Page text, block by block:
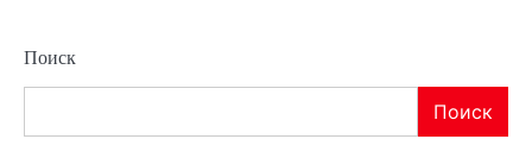
Поиск
Поиск